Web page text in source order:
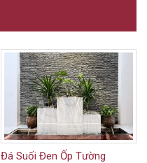
Đá Suối Đen Ốp Tường